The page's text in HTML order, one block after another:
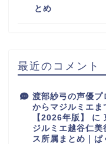
とめ
最近のコメント
渡部紗弓の声優プ
からマジルミエま
【2026年版】
に
ジルミエ越谷仁美
ス所属まとめ｜ぱ